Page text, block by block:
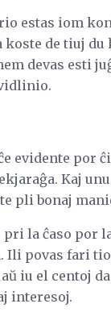
estas iom
koste de tiuj
devas esti
evidente por
Kaj
pli bonaj
pri la ĉaso
povas fari
iu el centoj
interesoj.